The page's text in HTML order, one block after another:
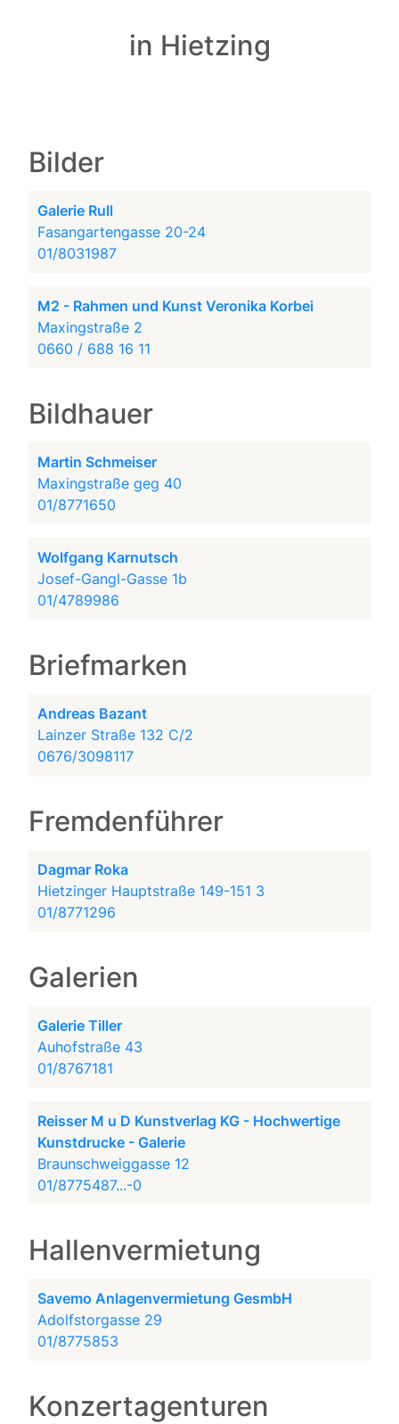
in Hietzing
Bilder
Galerie Rull
Fasangartengasse 20-24
01/8031987
M2 - Rahmen und Kunst Veronika Korbei
Maxingstraße 2
0660 / 688 16 11
Bildhauer
Martin Schmeiser
Maxingstraße geg 40
01/8771650
Wolfgang Karnutsch
Josef-Gangl-Gasse 1b
01/4789986
Briefmarken
Andreas Bazant
Lainzer Straße 132 C/2
0676/3098117
Fremdenführer
Dagmar Roka
Hietzinger Hauptstraße 149-151 3
01/8771296
Galerien
Galerie Tiller
Auhofstraße 43
01/8767181
Reisser M u D Kunstverlag KG - Hochwertige
Kunstdrucke - Galerie
Braunschweiggasse 12
01/8775487...-0
Hallenvermietung
Savemo Anlagenvermietung GesmbH
Adolfstorgasse 29
01/8775853
Konzertagenturen